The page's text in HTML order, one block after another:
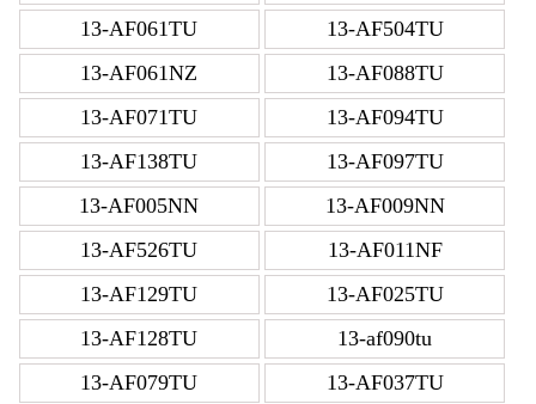
13-AF061TU
13-AF504TU
13-AF061NZ
13-AF088TU
13-AF071TU
13-AF094TU
13-AF138TU
13-AF097TU
13-AF005NN
13-AF009NN
13-AF526TU
13-AF011NF
13-AF129TU
13-AF025TU
13-AF128TU
13-af090tu
13-AF079TU
13-AF037TU